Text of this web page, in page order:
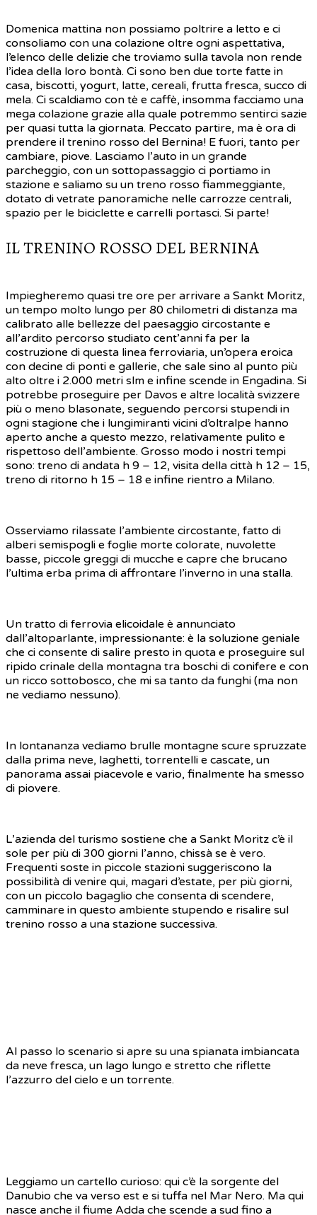
Domenica mattina non possiamo poltrire a letto e ci
consoliamo con una colazione oltre ogni aspettativa,
l’elenco delle delizie che troviamo sulla tavola non rende
l’idea della loro bontà. Ci sono ben due torte fatte in
casa, biscotti, yogurt, latte, cereali, frutta fresca, succo di
mela. Ci scaldiamo con tè e caffè, insomma facciamo una
mega colazione grazie alla quale potremmo sentirci sazie
per quasi tutta la giornata. Peccato partire, ma è ora di
prendere il trenino rosso del Bernina! E fuori, tanto per
cambiare, piove. Lasciamo l’auto in un grande
parcheggio, con un sottopassaggio ci portiamo in
stazione e saliamo su un treno rosso fiammeggiante,
dotato di vetrate panoramiche nelle carrozze centrali,
spazio per le biciclette e carrelli portasci. Si parte!
IL TRENINO ROSSO DEL BERNINA
Impiegheremo quasi tre ore per arrivare a Sankt Moritz,
un tempo molto lungo per 80 chilometri di distanza ma
calibrato alle bellezze del paesaggio circostante e
all’ardito percorso studiato cent’anni fa per la
costruzione di questa linea ferroviaria, un’opera eroica
con decine di ponti e gallerie, che sale sino al punto più
alto oltre i 2.000 metri slm e infine scende in Engadina. Si
potrebbe proseguire per Davos e altre località svizzere
più o meno blasonate, seguendo percorsi stupendi in
ogni stagione che i lungimiranti vicini d’oltralpe hanno
aperto anche a questo mezzo, relativamente pulito e
rispettoso dell’ambiente. Grosso modo i nostri tempi
sono: treno di andata h 9 – 12, visita della città h 12 – 15,
treno di ritorno h 15 – 18 e infine rientro a Milano.
Osserviamo rilassate l’ambiente circostante, fatto di
alberi semispogli e foglie morte colorate, nuvolette
basse, piccole greggi di mucche e capre che brucano
l’ultima erba prima di affrontare l’inverno in una stalla.
Un tratto di ferrovia elicoidale è annunciato
dall’altoparlante, impressionante: è la soluzione geniale
che ci consente di salire presto in quota e proseguire sul
ripido crinale della montagna tra boschi di conifere e con
un ricco sottobosco, che mi sa tanto da funghi (ma non
ne vediamo nessuno).
In lontananza vediamo brulle montagne scure spruzzate
dalla prima neve, laghetti, torrentelli e cascate, un
panorama assai piacevole e vario, finalmente ha smesso
di piovere.
L’azienda del turismo sostiene che a Sankt Moritz c’è il
sole per più di 300 giorni l’anno, chissà se è vero.
Frequenti soste in piccole stazioni suggeriscono la
possibilità di venire qui, magari d’estate, per più giorni,
con un piccolo bagaglio che consenta di scendere,
camminare in questo ambiente stupendo e risalire sul
trenino rosso a una stazione successiva.
Al passo lo scenario si apre su una spianata imbiancata
da neve fresca, un lago lungo e stretto che riflette
l’azzurro del cielo e un torrente.
Leggiamo un cartello curioso: qui c’è la sorgente del
Danubio che va verso est e si tuffa nel Mar Nero. Ma qui
nasce anche il fiume Adda che scende a sud fino a